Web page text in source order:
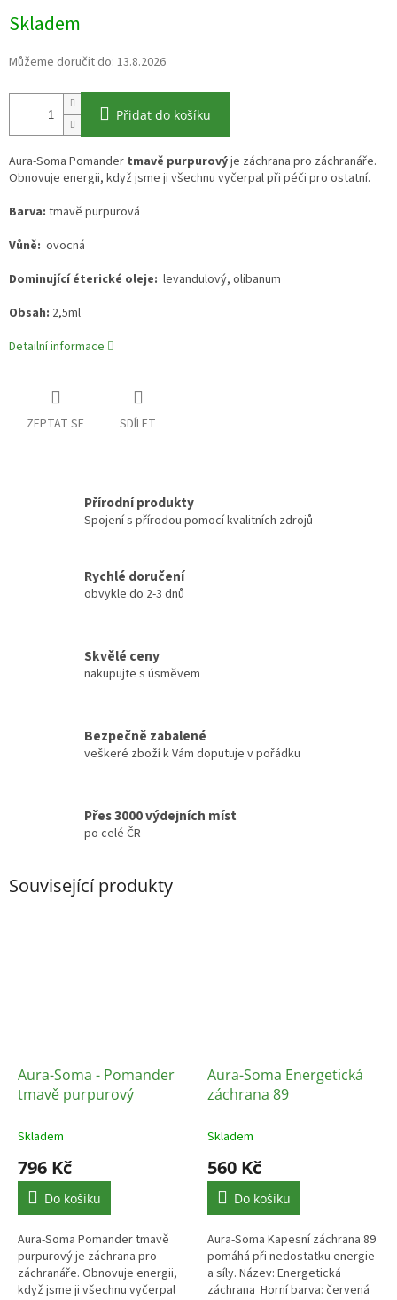
cena:
Skladem
Můžeme doručit do: 13.8.2026
Přidat do košíku
Aura-Soma Pomander tmavě purpurovýje záchrana pro záchranáře.
Obnovuje energii, když jsme ji všechnu vyčerpal při péči pro ostatní.
Barva: tmavě purpurová
Vůně: ovocná
Dominující éterické oleje: levandulový, olibanum
Obsah: 2,5ml
Detailní informace
ZEPTAT SE SDÍLET
Přírodní produkty
Spojení s přírodou pomocí kvalitních zdrojů
Rychlé doručení
obvykle do 2-3 dnů
Skvělé ceny
nakupujte s úsměvem
Bezpečně zabalené
veškeré zboží k Vám doputuje v pořádku
Přes 3000 výdejních míst
po celé ČR
Související produkty
Aura-Soma - Pomander
tmavě purpurový
Skladem
796 Kč
Do košíku
Aura-Soma Pomander tmavě
purpurový je záchrana pro
záchranáře. Obnovuje energii,
když jsme ji všechnu vyčerpal
Aura-Soma Energetická
záchrana 89
Skladem
560 Kč
Do košíku
Aura-Soma Kapesní záchrana 89
pomáhá při nedostatku energie
a síly. Název: Energetická
záchrana Horní barva: červená